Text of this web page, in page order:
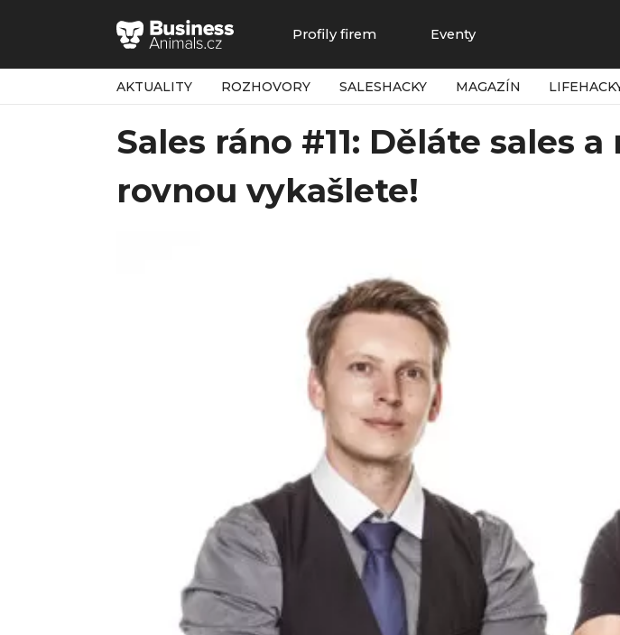
Profily firem Eventy
AKTUALITY ROZHOVORY SALESHACKY MAGAZÍN
Sales ráno #11: Děláte sales
rovnou vykašlete!